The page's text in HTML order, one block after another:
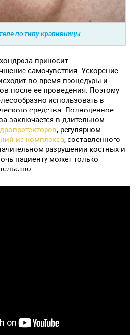
по типу крапивницы.
приносит
самочувствия. Ускорение
во время процедуры и
после ее проведения. Поэтому
использовать в
средства. Полноценное
заключается в длительном
, регулярном
из комплекса, составленного
разрушении костных и
пациенту может только